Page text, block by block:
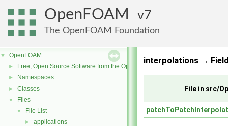
OpenFOAM 7
The OpenFOAM Foundation
▼ OpenFOAM
► Free, Open Source Software from the OpenFOAM Foundation
► Namespaces
► Classes
▼ Files
▼ File List
► applications
interpolations →
File in src/